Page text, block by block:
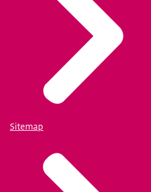
Sitemap